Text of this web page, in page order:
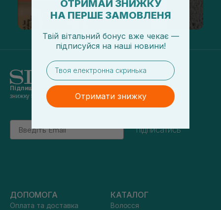
Підпишись на наші новини
знижку 5% на перше замовлення
Email
підписатись
ДОПОМОГА
Оплата та доставка
КАТАЛОГ
Волосся
ОТРИМАЙ ЗНИЖКУ
НА ПЕРШЕ ЗАМОВЛЕНЯ
Твій вітальний бонус вже чекає —
підписуйся на наші новини!
email
Отримати знижку